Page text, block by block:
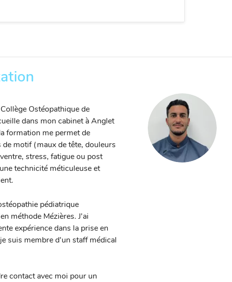
Ostéopathique de
dans mon cabinet à Anglet
formation me permet de
motif (maux de tête, douleurs
stress, fatigue ou post
technicité méticuleuse et
pédiatrique
méthode Mézières. J'ai
expérience dans la prise en
suis membre d'un staff médical
contact avec moi pour un